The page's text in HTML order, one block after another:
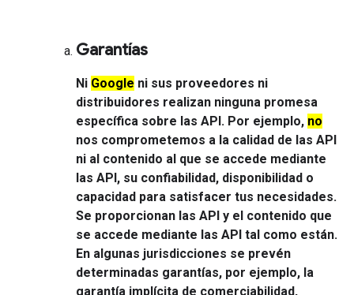
Garantías
Ni Google ni sus proveedores ni
distribuidores realizan ninguna promesa
específica sobre las API. Por ejemplo, no
nos comprometemos a la calidad de las API
ni al contenido al que se accede mediante
las API, su confiabilidad, disponibilidad o
capacidad para satisfacer tus necesidades.
Se proporcionan las API y el contenido que
se accede mediante las API tal como están.
En algunas jurisdicciones se prevén
determinadas garantías, por ejemplo, la
garantía implícita de comerciabilidad,